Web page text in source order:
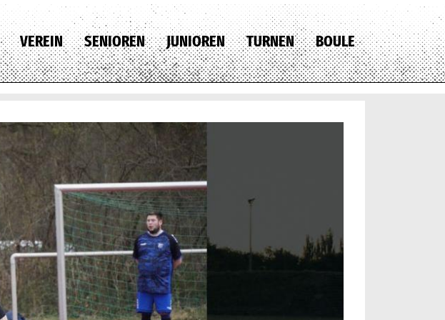
VEREIN SENIOREN JUNIOREN TURNEN BOULE